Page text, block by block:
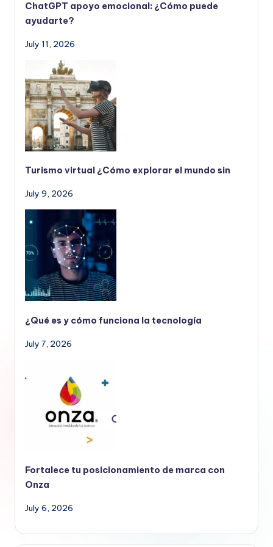
ChatGPT apoyo emocional: ¿Cómo puede
ayudarte?
July 11, 2026
Turismo virtual ¿Cómo explorar el mundo sin
July 9, 2026
¿Qué es y cómo funciona la tecnología
July 7, 2026
Fortalece tu posicionamiento de marca con
Onza
July 6, 2026